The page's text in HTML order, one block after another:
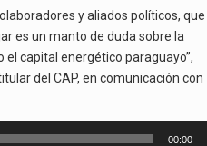
y aliados políticos, que
es un manto de duda sobre la
capital energético paraguayo”,
del CAP, en comunicación con
00:00